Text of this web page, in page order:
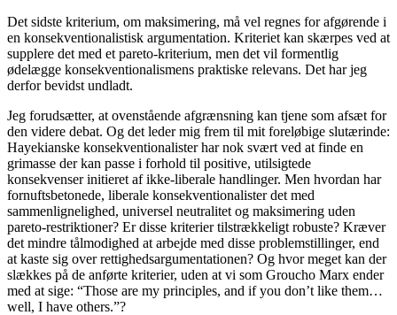
Det sidste kriterium, om maksimering, må vel regnes for afgørende i
en konsekventionalistisk argumentation. Kriteriet kan skærpes ved at
supplere det med et pareto-kriterium, men det vil formentlig
ødelægge konsekventionalismens praktiske relevans. Det har jeg
derfor bevidst undladt.
Jeg forudsætter, at ovenstående afgrænsning kan tjene som afsæt for
den videre debat. Og det leder mig frem til mit foreløbige slutærinde:
Hayekianske konsekventionalister har nok svært ved at finde en
grimasse der kan passe i forhold til positive, utilsigtede
konsekvenser initieret af ikke-liberale handlinger. Men hvordan har
fornuftsbetonede, liberale konsekventionalister det med
sammenlignelighed, universel neutralitet og maksimering uden
pareto-restriktioner? Er disse kriterier tilstrækkeligt robuste? Kræver
det mindre tålmodighed at arbejde med disse problemstillinger, end
at kaste sig over rettighedsargumentationen? Og hvor meget kan der
slækkes på de anførte kriterier, uden at vi som Groucho Marx ender
med at sige: “Those are my principles, and if you don’t like them…
well, I have others.”?